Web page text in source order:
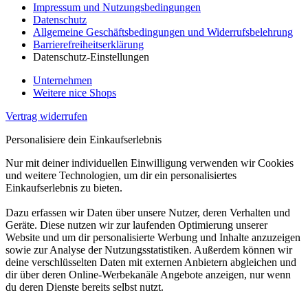
Impressum und Nutzungsbedingungen
Datenschutz
Allgemeine Geschäftsbedingungen und Widerrufsbelehrung
Barrierefreiheitserklärung
Datenschutz-Einstellungen
Unternehmen
Weitere nice Shops
Vertrag widerrufen
Personalisiere dein Einkaufserlebnis
Nur mit deiner individuellen Einwilligung verwenden wir Cookies
und weitere Technologien, um dir ein personalisiertes
Einkaufserlebnis zu bieten.
Dazu erfassen wir Daten über unsere Nutzer, deren Verhalten und
Geräte. Diese nutzen wir zur laufenden Optimierung unserer
Website und um dir personalisierte Werbung und Inhalte anzuzeigen
sowie zur Analyse der Nutzungsstatistiken. Außerdem können wir
deine verschlüsselten Daten mit externen Anbietern abgleichen und
dir über deren Online-Werbekanäle Angebote anzeigen, nur wenn
du deren Dienste bereits selbst nutzt.